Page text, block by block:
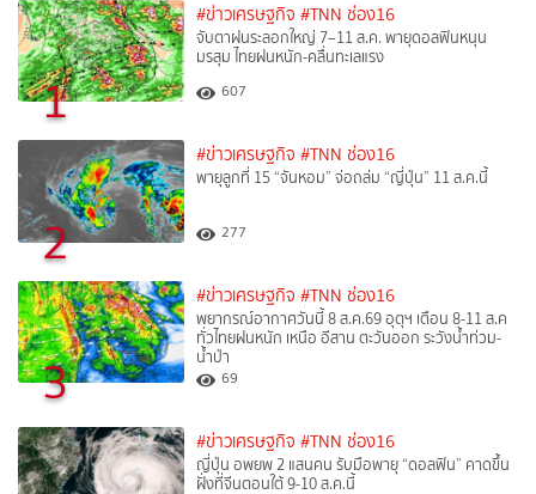
1
#ข่าวเศรษฐกิจ #TNN ช่อง16
จับตาฝนระลอกใหญ่ 7–11 ส.ค. พายุดอลฟินหนุน
มรสุม ไทยฝนหนัก-คลื่นทะเลแรง
607
2
#ข่าวเศรษฐกิจ #TNN ช่อง16
พายุลูกที่ 15 “จันหอม” จ่อถล่ม “ญี่ปุ่น” 11 ส.ค.นี้
277
3
#ข่าวเศรษฐกิจ #TNN ช่อง16
พยากรณ์อากาศวันนี้ 8 ส.ค.69 อุตุฯ เตือน 8-11 ส.ค
ทั่วไทยฝนหนัก เหนือ อีสาน ตะวันออก ระวังน้ำท่วม-
น้ำป่า
69
#ข่าวเศรษฐกิจ #TNN ช่อง16
ญี่ปุ่น อพยพ 2 แสนคน รับมือพายุ “ดอลฟิน” คาดขึ้น
ฝั่งที่จีนตอนใต้ 9-10 ส.ค.นี้